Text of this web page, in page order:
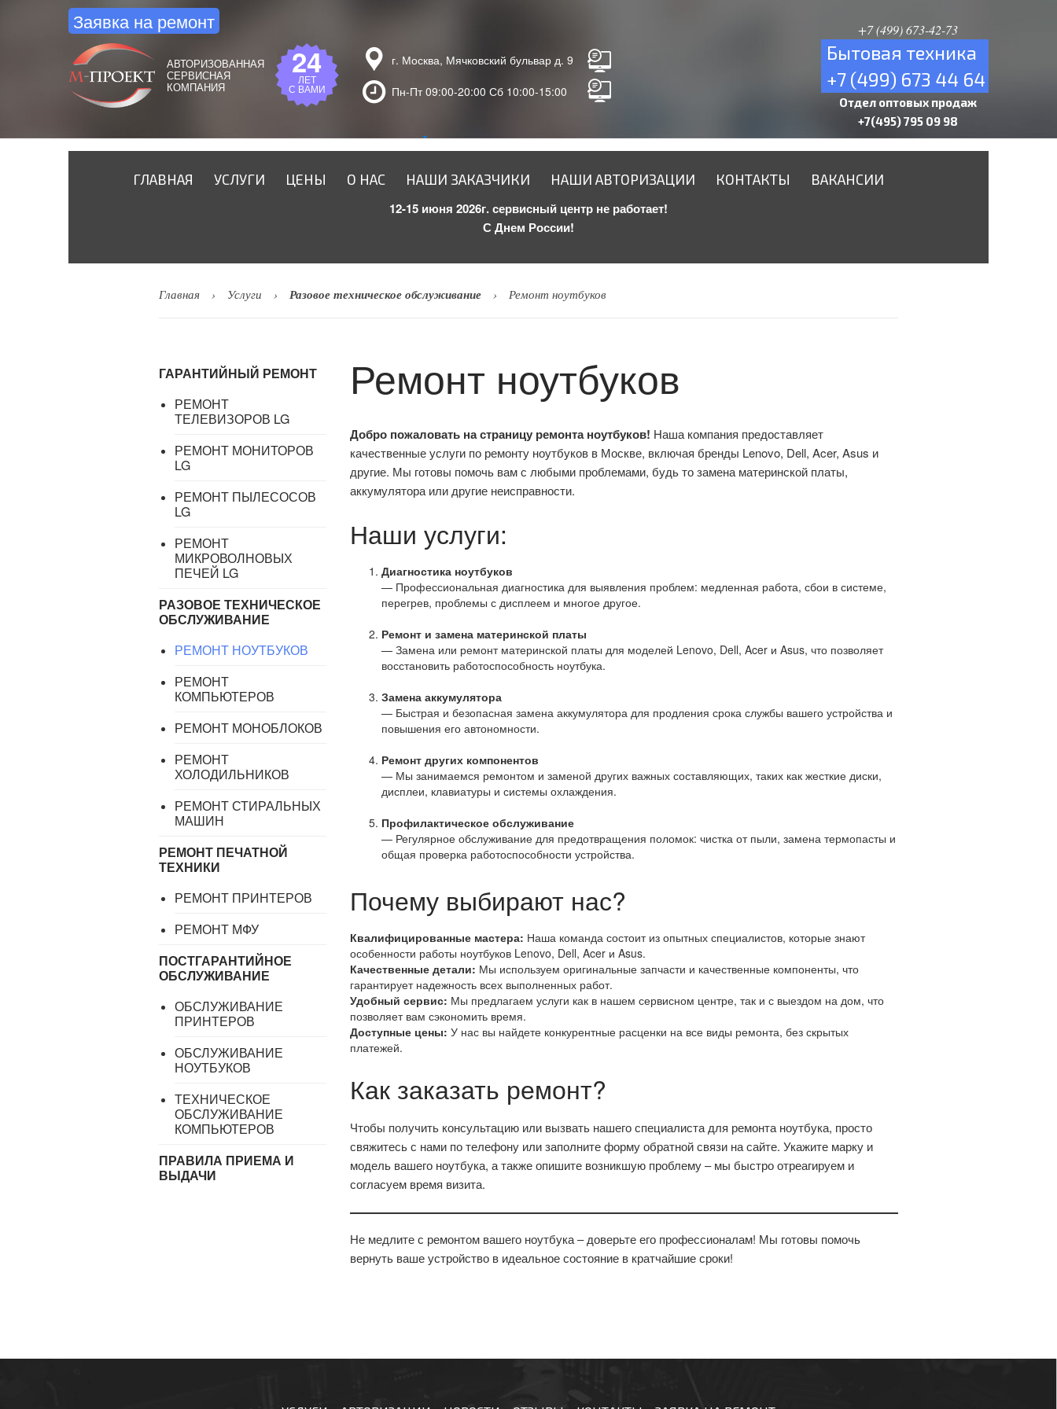
Заявка на ремонт
АВТОРИЗОВАННАЯ
СЕРВИСНАЯ
КОМПАНИЯ
24
ЛЕТ
С ВАМИ
г. Москва, Мячковский бульвар д. 9
Пн-Пт 09:00-20:00 Сб 10:00-15:00
+7 (499) 673-42-73
Бытовая техника
+7 (499) 673 44 64
Отдел оптовых продаж
+7(495) 795 09 98
ГЛАВНАЯ УСЛУГИ ЦЕНЫ О НАС НАШИ ЗАКАЗЧИКИ НАШИ АВТОРИЗАЦИИ КОНТАКТЫ
ВАКАНСИИ
12-15 июня 2026г. сервисный центр не работает!
С Днем России!
Главная Услуги Разовое техническое обслуживание Ремонт ноутбуков
ГАРАНТИЙНЫЙ РЕМОНТ
РЕМОНТ
ТЕЛЕВИЗОРОВ LG
РЕМОНТ МОНИТОРОВ
LG
РЕМОНТ ПЫЛЕСОСОВ
LG
РЕМОНТ
МИКРОВОЛНОВЫХ
ПЕЧЕЙ LG
РАЗОВОЕ ТЕХНИЧЕСКОЕ
ОБСЛУЖИВАНИЕ
РЕМОНТ НОУТБУКОВ
РЕМОНТ
КОМПЬЮТЕРОВ
РЕМОНТ МОНОБЛОКОВ
РЕМОНТ
ХОЛОДИЛЬНИКОВ
РЕМОНТ СТИРАЛЬНЫХ
МАШИН
РЕМОНТ ПЕЧАТНОЙ
ТЕХНИКИ
РЕМОНТ ПРИНТЕРОВ
РЕМОНТ МФУ
ПОСТГАРАНТИЙНОЕ
ОБСЛУЖИВАНИЕ
ОБСЛУЖИВАНИЕ
ПРИНТЕРОВ
ОБСЛУЖИВАНИЕ
НОУТБУКОВ
ТЕХНИЧЕСКОЕ
ОБСЛУЖИВАНИЕ
КОМПЬЮТЕРОВ
ПРАВИЛА ПРИЕМА И
ВЫДАЧИ
Ремонт ноутбуков
Добро пожаловать на страницу ремонта ноутбуков! Наша компания предоставляет
качественные услуги по ремонту ноутбуков в Москве, включая бренды Lenovo, Dell, Acer, Asus и
другие. Мы готовы помочь вам с любыми проблемами, будь то замена материнской платы,
аккумулятора или другие неисправности.
Наши услуги:
Диагностика ноутбуков
— Профессиональная диагностика для выявления проблем: медленная работа, сбои в системе,
перегрев, проблемы с дисплеем и многое другое.
Ремонт и замена материнской платы
— Замена или ремонт материнской платы для моделей Lenovo, Dell, Acer и Asus, что позволяет
восстановить работоспособность ноутбука.
Замена аккумулятора
— Быстрая и безопасная замена аккумулятора для продления срока службы вашего устройства и
повышения его автономности.
Ремонт других компонентов
— Мы занимаемся ремонтом и заменой других важных составляющих, таких как жесткие диски,
дисплеи, клавиатуры и системы охлаждения.
Профилактическое обслуживание
— Регулярное обслуживание для предотвращения поломок: чистка от пыли, замена термопасты и
общая проверка работоспособности устройства.
Почему выбирают нас?
Квалифицированные мастера: Наша команда состоит из опытных специалистов, которые знают
особенности работы ноутбуков Lenovo, Dell, Acer и Asus.
Качественные детали: Мы используем оригинальные запчасти и качественные компоненты, что
гарантирует надежность всех выполненных работ.
Удобный сервис: Мы предлагаем услуги как в нашем сервисном центре, так и с выездом на дом, что
позволяет вам сэкономить время.
Доступные цены: У нас вы найдете конкурентные расценки на все виды ремонта, без скрытых
платежей.
Как заказать ремонт?
Чтобы получить консультацию или вызвать нашего специалиста для ремонта ноутбука, просто
свяжитесь с нами по телефону или заполните форму обратной связи на сайте. Укажите марку и
модель вашего ноутбука, а также опишите возникшую проблему – мы быстро отреагируем и
согласуем время визита.
Не медлите с ремонтом вашего ноутбука – доверьте его профессионалам! Мы готовы помочь
вернуть ваше устройство в идеальное состояние в кратчайшие сроки!